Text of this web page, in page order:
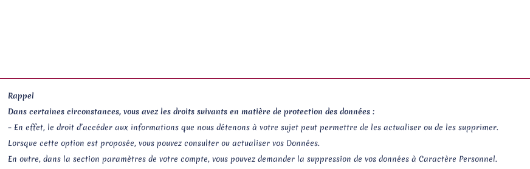
Rappel
Dans certaines circonstances, vous avez les droits suivants en matière de protection des données :
– En effet, le droit d’accéder aux informations que nous détenons à votre sujet peut permettre de les actualiser ou de les supprimer.
Lorsque cette option est proposée, vous pouvez consulter ou actualiser vos Données.
En outre, dans la section paramètres de votre compte, vous pouvez demander la suppression de vos données à Caractère Personnel.